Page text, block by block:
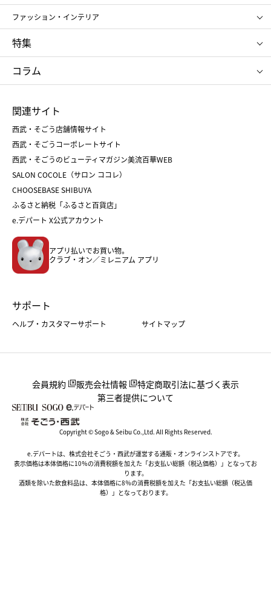
お中元
お歳暮
ポール&ジョー ボーテ
ジルスチュアート
NARS
RMK
クリニーク
SK-Ⅱ
アンリ・シャルパンティエ
ゴディバ
新宿高野
たねや
ねんりん家
ファッション・インテリア
ポロ ラルフ ローレン
タケオ キクチ
ママ＆キッズ
シュタイフ
特集
お中元
ひな人形
五月人形
父の日
クリスマスケーキ
ホワイトデー
コラム
菓子折り
和菓子
人気のギフト
バレンタイン
ホワイトデー
おせち
フード
ホーム・キッチン＆アート
関連サイト
西武・そごう店舗情報サイト
西武・そごうコーポレートサイト
西武・そごうのビューティマガジン美流百華WEB
SALON COCOLE（サロン ココレ）
CHOOSEBASE SHIBUYA
ふるさと納税「ふるさと百貨店」
e.デパート X公式アカウント
アプリ払いでお買い物。
クラブ・オン／ミレニアム アプリ
サポート
ヘルプ・カスタマーサポート サイトマップ
会員規約 販売会社情報
特定商取引法に基づく表示
第三者提供について
Copyright © Sogo & Seibu Co.,Ltd. All Rights Reserved.
e.デパートは、株式会社そごう・西武が運営する通販・オンラインストアです。
表示価格は本体価格に10％の消費税額を加えた「お支払い総額（税込価格）」となってお
ります。
酒類を除いた飲食料品は、本体価格に8％の消費税額を加えた「お支払い総額（税込価
格）」となっております。